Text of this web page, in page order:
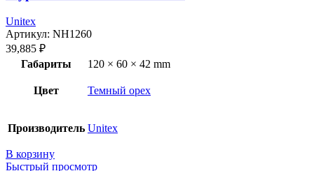
Unitex
Артикул: NH1260
39,885 ₽
Габариты
120 × 60 × 42 mm
Цвет Темный орех
Производитель Unitex
В корзину
Быстрый просмотр